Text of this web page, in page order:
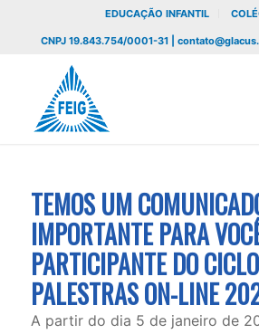
EDUCAÇÃO INFANTIL
CNPJ 19.843.754/0001-31 |
TEMOS UM
IMPORTANTE PARA
PARTICIPANTE DO
PALESTRAS ON-LINE
A partir do dia 5 de janeiro de